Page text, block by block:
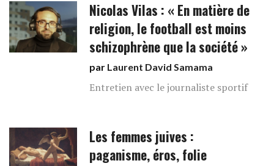
Nicolas Vilas : « En matière de
religion, le football est moins
schizophrène que la société »
par Laurent David Samama
Entretien avec le journaliste sportif
Les femmes juives :
paganisme, éros, folie